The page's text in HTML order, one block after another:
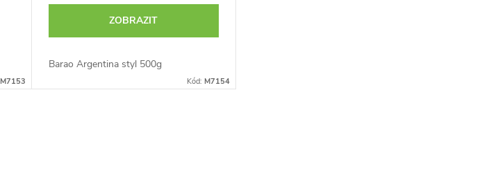
M7153
ZOBRAZIT
Barao Argentina styl 500g
Kód: M7154